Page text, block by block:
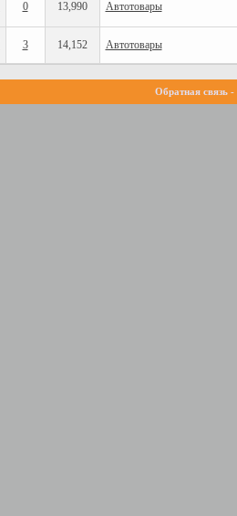
0 13,990 Автотовары
3 14,152 Автотовары
Обратная связь-